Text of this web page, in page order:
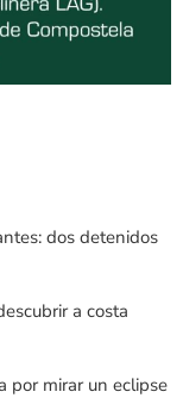
dos detenidos
a costa
por mirar un eclipse